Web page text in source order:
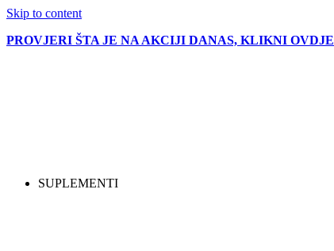
Skip to content
PROVJERI ŠTA JE NA AKCIJI DANAS, KLIKNI OVDJE
SUPLEMENTI